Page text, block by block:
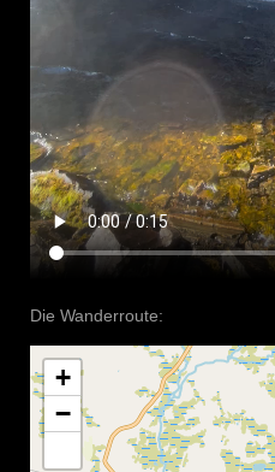
Die Wanderroute:
+
−